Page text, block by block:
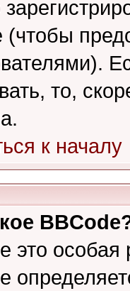
(чтобы
то,
к началу
это